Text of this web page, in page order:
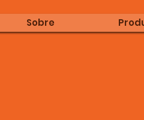
Sobre